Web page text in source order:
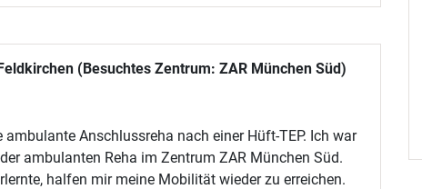
(Besuchtes Zentrum: ZAR München Süd)
Anschlussreha nach einer Hüft-TEP. Ich war
ambulanten Reha im Zentrum ZAR München Süd.
halfen mir meine Mobilität wieder zu erreichen.